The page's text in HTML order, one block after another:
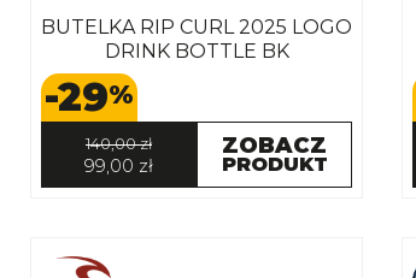
BUTELKA RIP CURL 2025 LOGO
DRINK BOTTLE BK
-29%
140,00 zł
99,00 zł
ZOBACZ
PRODUKT